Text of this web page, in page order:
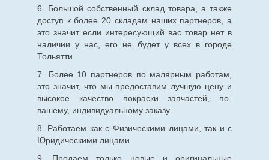
6. Большой собственный склад товара, а также
доступ к более 20 складам наших партнеров, а
это значит если интересующий вас товар нет в
наличии у нас, его не будет у всех в городе
Тольятти
7. Более 10 партнеров по малярным работам,
это значит, что мы предоставим лучшую цену и
высокое качество покраски запчастей, по-
вашему, индивидуальному заказу.
8. Работаем как с Физическими лицами, так и с
Юридическими лицами